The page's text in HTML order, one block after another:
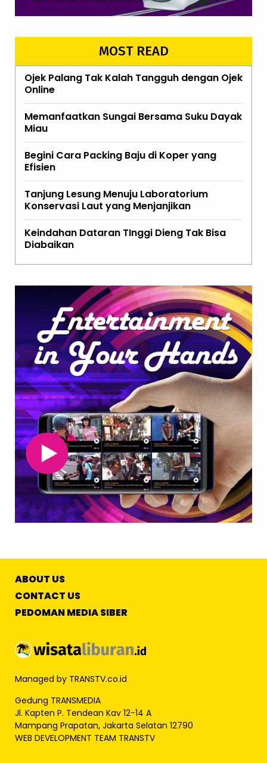
MOST READ
Ojek Palang Tak Kalah Tangguh dengan Ojek
Online
Memanfaatkan Sungai Bersama Suku Dayak
Miau
Begini Cara Packing Baju di Koper yang
Efisien
Tanjung Lesung Menuju Laboratorium
Konservasi Laut yang Menjanjikan
Keindahan Dataran TInggi Dieng Tak Bisa
Diabaikan
Managed by TRANSTV.co.id
Gedung TRANSMEDIA
Jl. Kapten P. Tendean Kav 12-14 A
Mampang Prapatan, Jakarta Selatan 12790
WEB DEVELOPMENT TEAM TRANSTV
ABOUT US
CONTACT US
PEDOMAN MEDIA SIBER